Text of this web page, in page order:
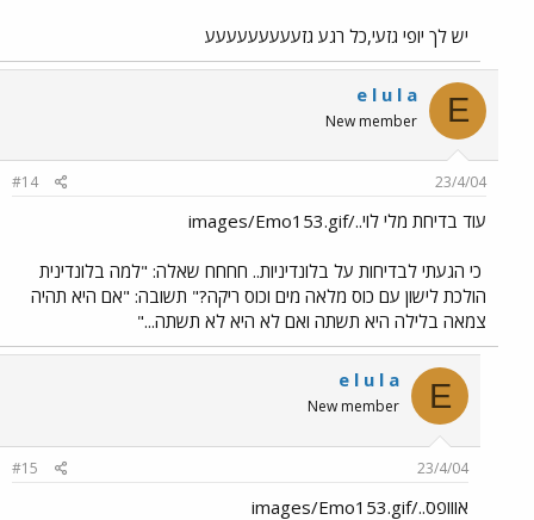
יש לך יופי גזעי,כל רגע גזעעעעעעעעע
E
e l u l a
New member
23/4/04
#14
עוד בדיחת מלי לוי../images/Emo153.gif
כי הגעתי לבדיחות על בלונדיניות.. חחחח שאלה: "למה בלונדינית
הולכת לישון עם כוס מלאה מים וכוס ריקה?" תשובה: "אם היא תהיה
צמאה בלילה היא תשתה ואם לא היא לא תשתה..."
E
e l u l a
New member
23/4/04
#15
אווופס../images/Emo153.gif